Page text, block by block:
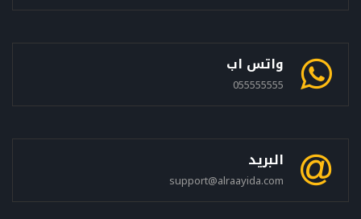
واتس اب
055555555
البريد
support@alraayida.com